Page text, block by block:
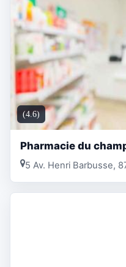
(4.6)
Pharmacie du
5 Av. Henri Barbusse,